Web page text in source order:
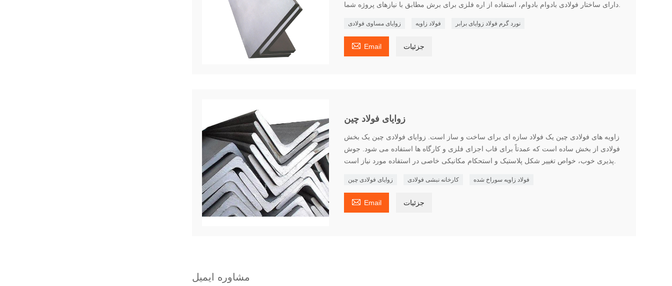
دارای ساختار فولادی بادوام بادوام، استفاده از اره فلزی برای برش مطابق با نیازهای پروژه شما.
زوایای مساوی فولادی فولاد زاویه نورد گرم فولاد زوایای برابر
 Email جزئیات
زوایای فولاد چین
زاویه های فولادی چین یک فولاد سازه ای برای ساخت و ساز است. زوایای فولادی چین یک بخش
فولادی از بخش ساده است که عمدتاً برای قاب اجزای فلزی و کارگاه ها استفاده می شود. جوش
زوایای فولادی چین کارخانه نبشی فولادی فولاد زاویه سوراخ شده
 Email جزئیات
مشاوره ایمیل